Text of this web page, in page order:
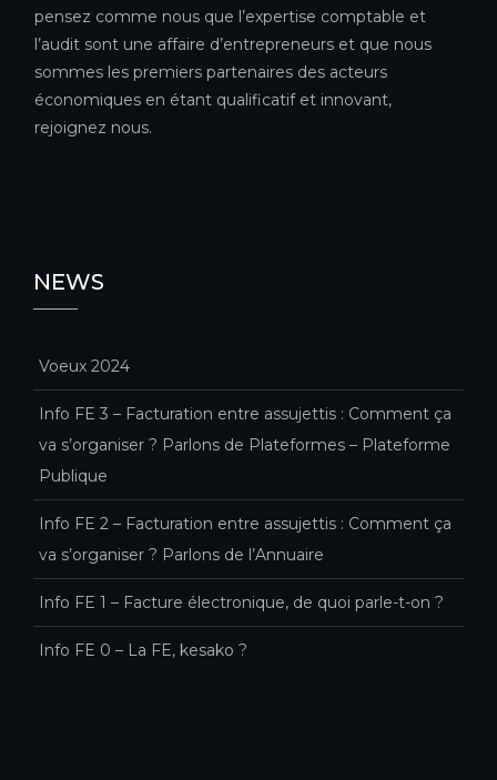
pensez comme nous que l’expertise comptable et
l’audit sont une affaire d’entrepreneurs et que nous
sommes les premiers partenaires des acteurs
économiques en étant qualificatif et innovant,
rejoignez nous.
NEWS
Voeux 2024
Info FE 3 – Facturation entre assujettis : Comment ça
va s’organiser ? Parlons de Plateformes – Plateforme
Publique
Info FE 2 – Facturation entre assujettis : Comment ça
va s’organiser ? Parlons de l’Annuaire
Info FE 1 – Facture électronique, de quoi parle-t-on ?
Info FE 0 – La FE, kesako ?